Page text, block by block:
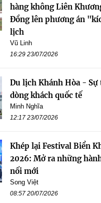
hàng không Liên
Đồng lên phương án
lịch
Vũ Linh
16:29 23/07/2026
Du lịch Khánh Hòa - Sự
dòng khách quốc tế
Minh Nghĩa
12:17 23/07/2026
Khép lại Festival Biển
2026: Mở ra những
nối mới
Song Việt
08:57 20/07/2026